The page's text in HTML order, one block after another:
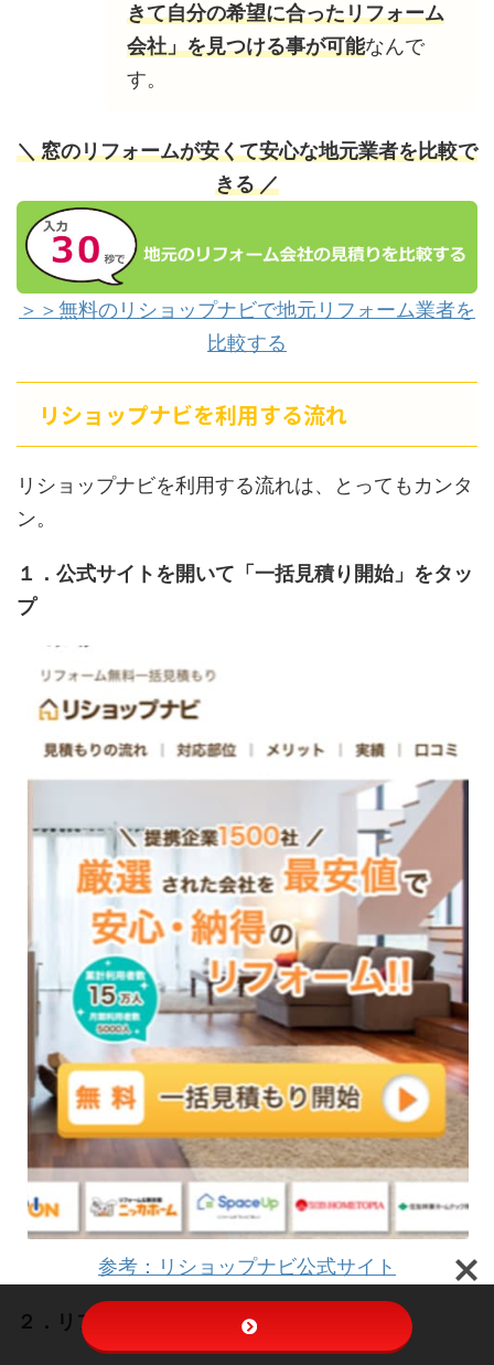
きて自分の希望に合ったリフォーム
会社」を見つける事が可能なんで
す。
＼ 窓のリフォームが安くて安心な地元業者を比較で
きる ／
＞＞無料のリショップナビで地元リフォーム業者を
比較する
リショップナビを利用する流れ
リショップナビを利用する流れは、とってもカンタ
ン。
１．公式サイトを開いて「一括見積り開始」をタッ
プ
参考：リショップナビ公式サイト
２．リフォームされる建物を選ぶ